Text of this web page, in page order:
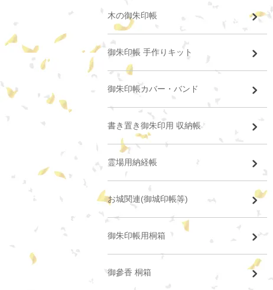
木の御朱印帳
御朱印帳 手作りキット
御朱印帳カバー・バンド
書き置き御朱印用 収納帳
霊場用納経帳
お城関連(御城印帳等)
御朱印帳用桐箱
御參香 桐箱